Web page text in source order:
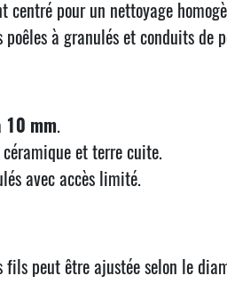
centré pour un nettoyage
poêles à granulés et conduits de
10 mm.
et terre cuite.
avec accès limité.
peut être ajustée selon le